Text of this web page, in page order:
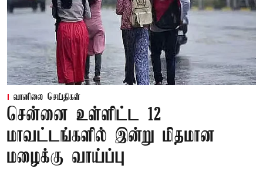
வானிலை செய்திகள்
சென்னை உள்ளிட்ட 12
மாவட்டங்களில் இன்று மிதமான
மழைக்கு வாய்ப்பு